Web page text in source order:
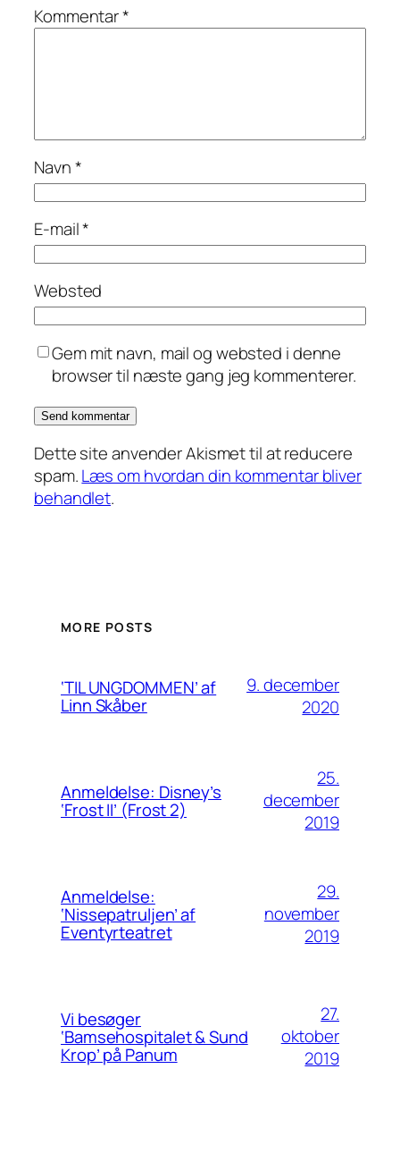
Kommentar*
Navn*
E-mail*
Websted
Gem mit navn, mail og websted i denne
browser til næste gang jeg kommenterer.
Dette site anvender Akismet til at reducere
spam.Læs om hvordan din kommentar bliver
behandlet.
MORE POSTS
‘TIL UNGDOMMEN’ af
Linn Skåber
9. december
2020
Anmeldelse: Disney’s
‘Frost II’ (Frost 2)
25.
december
2019
Anmeldelse:
‘Nissepatruljen’ af
Eventyrteatret
29.
november
2019
Vi besøger
‘Bamsehospitalet & Sund
Krop’ på Panum
27.
oktober
2019